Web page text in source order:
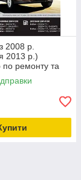
2008 р.
2013 р.)
по ремонту та